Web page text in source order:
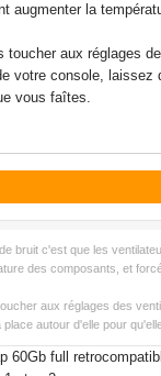
augmenter la
toucher aux réglages
votre console, laissez
vous faîtes.
bruit c'est que les
des composants, et
aux réglages des
autour d'elle pour
60Gb full